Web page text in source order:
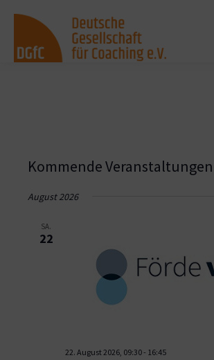
Kommende Veranstaltungen
August 2026
SA.
22
22. August 2026, 09:30- 16:45